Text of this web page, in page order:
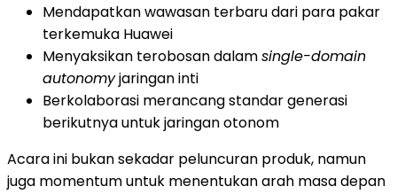
Mendapatkan wawasan terbaru dari para pakar
terkemuka Huawei
Menyaksikan terobosan dalamsingle-domain
autonomyjaringan inti
Berkolaborasi merancang standar generasi
berikutnya untuk jaringan otonom
Acara ini bukan sekadar peluncuran produk, namun
juga momentum untuk menentukan arah masa depan